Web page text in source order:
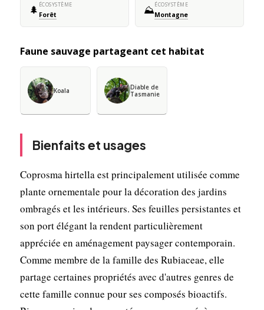
🌲 ÉCOSYSTÈME
Forêt ⛰️ÉCOSYSTÈME
Montagne
Faune sauvage partageant cet habitat
Koala
Diable de
Tasmanie
Bienfaits et usages
Coprosma hirtella est principalement utilisée comme
plante ornementale pour la décoration des jardins
ombragés et les intérieurs. Ses feuilles persistantes et
son port élégant la rendent particulièrement
appréciée en aménagement paysager contemporain.
Comme membre de la famille des Rubiaceae, elle
partage certaines propriétés avec d'autres genres de
cette famille connue pour ses composés bioactifs.